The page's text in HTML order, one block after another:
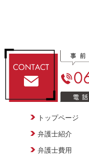
トップページ
弁護士紹介
弁護士費用